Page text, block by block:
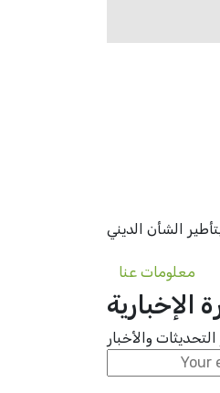
الشأن الديني
معلومات عنا
الإخبارية
والأخبار